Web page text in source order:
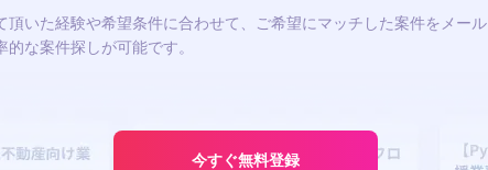
頂いた経験や希望条件に合わせて、ご希望にマッチした案件をメール
な案件探しが可能です。
今すぐ無料登録